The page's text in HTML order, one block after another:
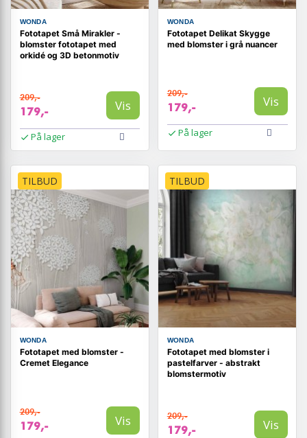
WONDA
Fototapet Små Mirakler -
blomster fototapet med
orkidé og 3D betonmotiv
209,-
179,- Vis
På lager
WONDA
Fototapet Delikat Skygge
med blomster i grå nuancer
209,-
179,- Vis
På lager
TILBUD
WONDA
Fototapet med blomster -
Cremet Elegance
209,-
179,- Vis
TILBUD
WONDA
Fototapet med blomster i
pastelfarver - abstrakt
blomstermotiv
209,-
179,- Vis